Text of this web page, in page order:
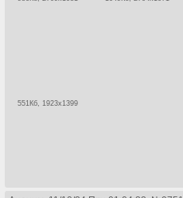
551Кб, 1923x1399